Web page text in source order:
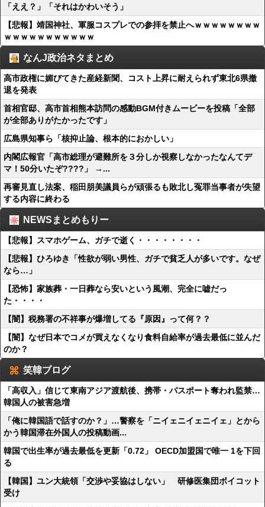
「ええ？」「それはかわいそう」
【悲報】靖国神社、軍服コスプレでの参拝を禁止へｗｗｗｗｗｗｗｗ
ｗｗｗｗｗｗｗｗｗｗｗ
なんJ政治ネタまとめ
高市政権に媚びてきた産経新聞、コスト上昇に耐えられず東北6県撤
退を発表
首相官邸、高市首相熊本訪問の感動BGM付きムービーを投稿「全部
が全部ありがたかったです」
広島県知事ら「核抑止論、根本的におかしい」
内閣広報官「高市総理が避難所を３分しか視察しなかったなんてデ
マ！50分いたぞ????」 →...
再審見直し法案、稲田朋美議員らが頑張るも敗北し冤罪当事者が失望
する内容に終わる
NEWSまとめもりー
【悲報】スマホゲーム、ガチで逝く・・・・・・・・
【悲報】ひろゆき「性欲が弱い男性、ガチで貧乏人が多いです。なぜ
なら…」
【恐怖】家族葬・一日葬なら安いという風潮、完全に嘘だっ
た・・・・
【闇】税務署の不祥事が爆増してる『原因』って何？？
【闇】なぜ日本でコメが買えなくなり食料自給率が過去最低に並んだ
のか？
笑韓ブログ
「高収入」信じて東南アジア渡航後、携帯・パスポート奪われ監禁…
韓国人の被害急増
「俺に韓国語で話すのか？」…警察を「ニイェニイェニイェ」とから
かう韓国滞在外国人の投稿動画...
韓国で出生率が過去最低を更新「0.72」 OECD加盟国で唯一 1を下回
る
【韓国】ユン大統領「交渉や妥協はしない」 研修医集団ボイコット
受け